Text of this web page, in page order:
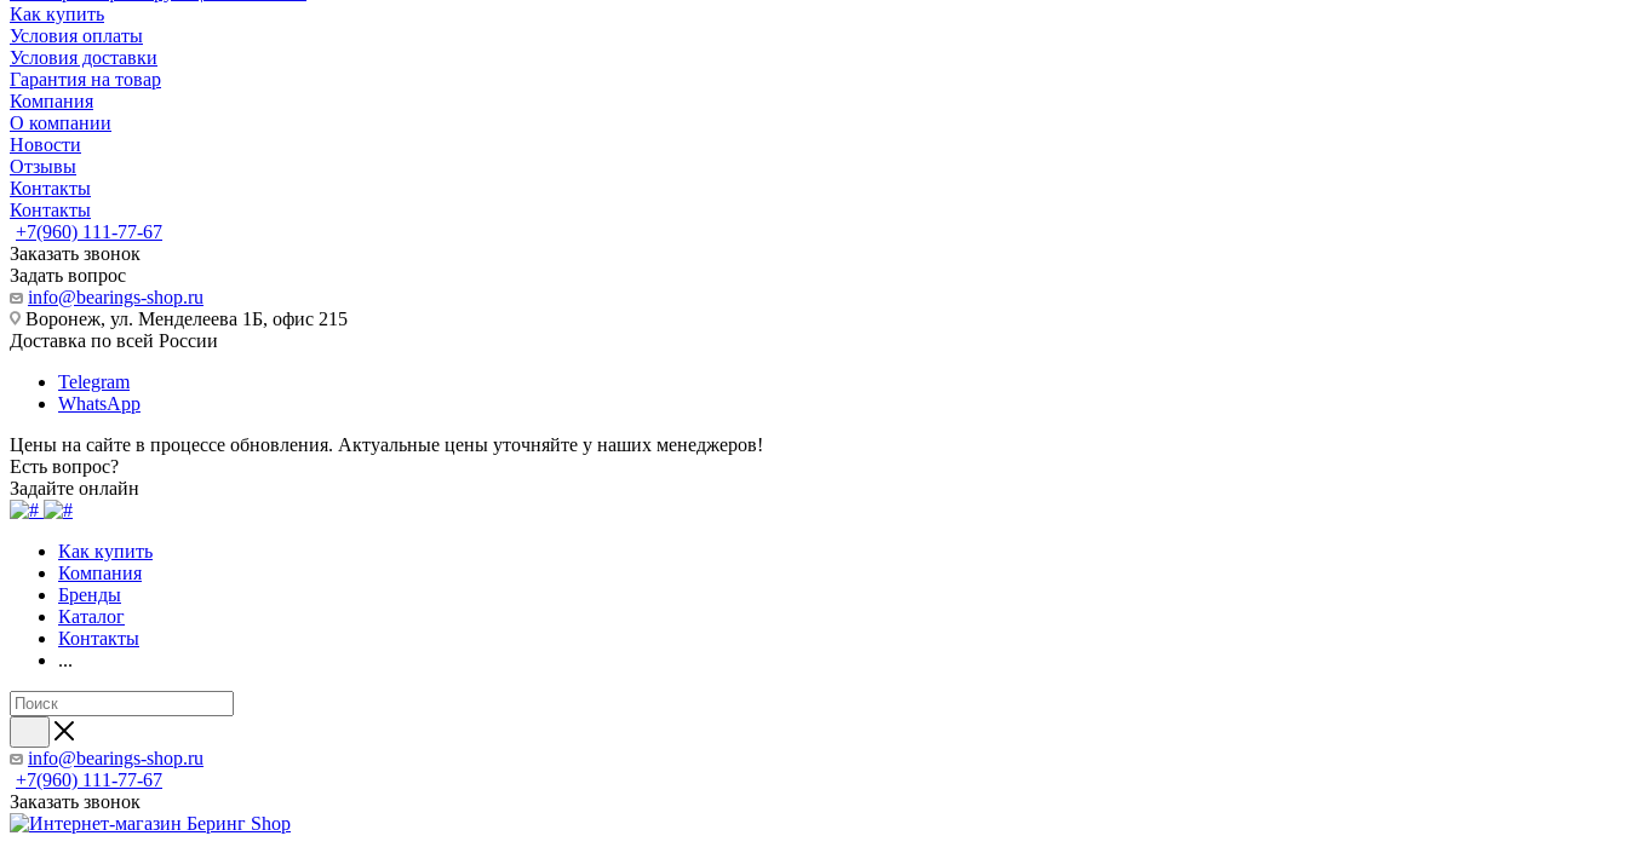
Как купить
Условия оплаты
Условия доставки
Гарантия на товар
Компания
О компании
Новости
Отзывы
Контакты
Контакты
+7(960) 111-77-67
Заказать звонок
Задать вопрос
info@bearings-shop.ru
Воронеж, ул. Менделеева 1Б, офис 215
Доставка по всей России
Telegram
WhatsApp
Цены на сайте в процессе обновления. Актуальные цены уточняйте у наших менеджеров!
Есть вопрос?
Задайте онлайн
Как купить
Компания
Бренды
Каталог
Контакты
...
info@bearings-shop.ru
+7(960) 111-77-67
Заказать звонок